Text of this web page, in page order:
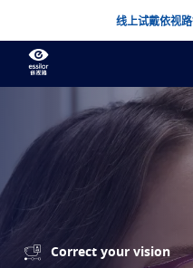
线上试戴依视
关于我们
了解更多
我们的产品
Correct your vision